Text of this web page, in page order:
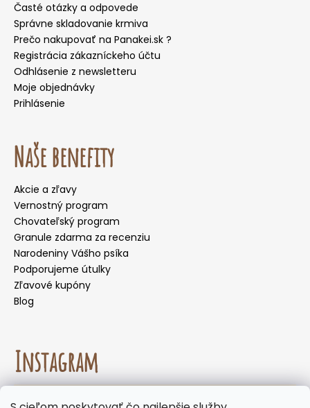
Časté otázky a odpovede
Správne skladovanie krmiva
Prečo nakupovať na Panakei.sk ?
Registrácia zákazníckeho účtu
Odhlásenie z newsletteru
Moje objednávky
Prihlásenie
Naše benefity
Akcie a zľavy
Vernostný program
Chovateľský program
Granule zdarma za recenziu
Narodeniny Vášho psíka
Podporujeme útulky
Zľavové kupóny
Blog
Instagram